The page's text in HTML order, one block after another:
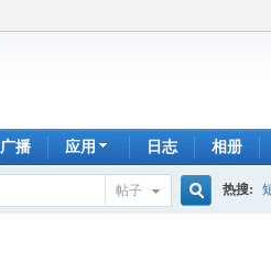
广播 应用 日志 相册
帖子 热搜: